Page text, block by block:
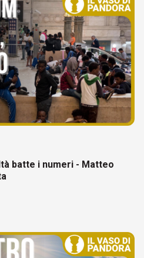
batte i numeri - Matteo